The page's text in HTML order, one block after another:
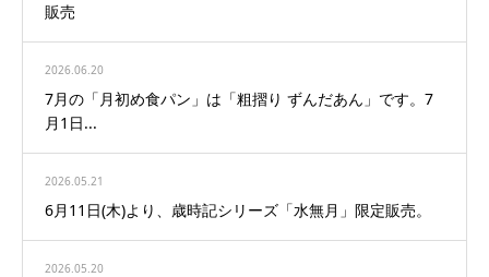
販売
2026.06.20
7月の「月初め食パン」は「粗摺り ずんだあん」です。7
月1日...
2026.05.21
6月11日(木)より、歳時記シリーズ「水無月」限定販売。
2026.05.20